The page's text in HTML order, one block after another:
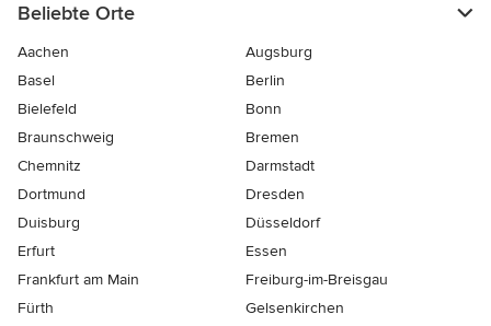
Beliebte Orte
Aachen
Augsburg
Basel
Berlin
Bielefeld
Bonn
Braunschweig
Bremen
Chemnitz
Darmstadt
Dortmund
Dresden
Duisburg
Düsseldorf
Erfurt
Essen
Frankfurt am Main
Freiburg-im-Breisgau
Fürth
Gelsenkirchen